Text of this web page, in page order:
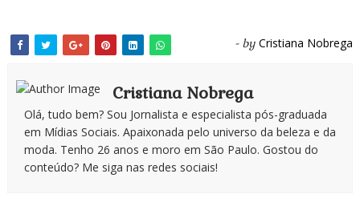
- by Cristiana Nobrega
Cristiana Nobrega
Olá, tudo bem? Sou Jornalista e especialista pós-graduada
em Mídias Sociais. Apaixonada pelo universo da beleza e da
moda. Tenho 26 anos e moro em São Paulo. Gostou do
conteúdo? Me siga nas redes sociais!